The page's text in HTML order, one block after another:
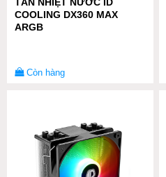
COOLING DX360 MAX
ARGB
Còn hàng